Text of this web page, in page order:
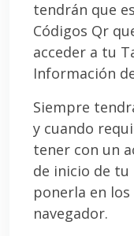
tendrán que
Códigos Qr
acceder a tu
Información
Siempre
y cuando
tener con un
de inicio de tu
ponerla en
navegador.